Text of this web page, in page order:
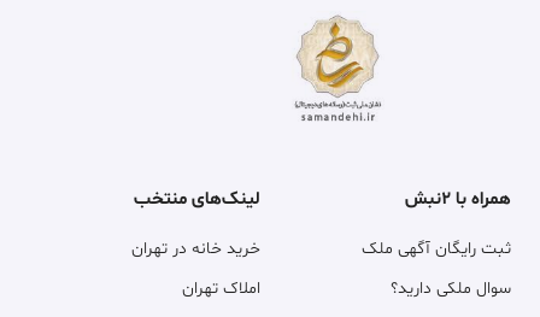
همراه با ۲نبش
ثبت رایگان آگهی ملک
سوال ملکی دارید؟
لینک‌های منتخب
خرید خانه در تهران
املاک تهران